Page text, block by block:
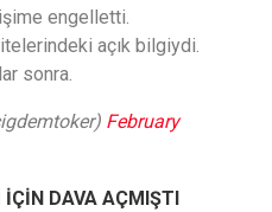
engelletti.
açık bilgiydi.
sonra.
February
DAVA AÇMIŞTI